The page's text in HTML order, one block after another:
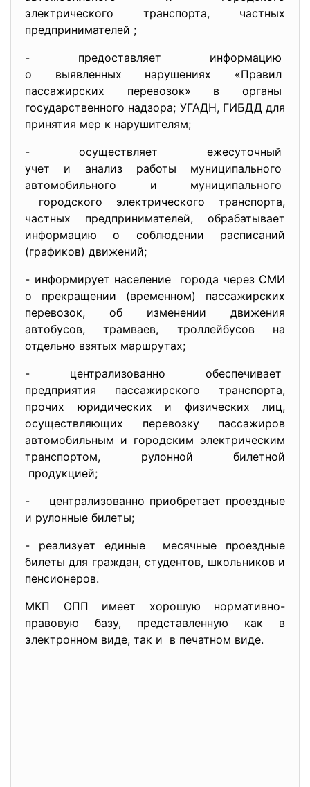
электрического транспорта, частных
предпринимателей ;
- предоставляет информацию
о выявленных нарушениях «Правил
пассажирских перевозок» в органы
государственного надзора; УГАДН, ГИБДД для
принятия мер к нарушителям;
- осуществляет ежесуточный
учет и анализ работы муниципального
автомобильного и муниципального
городского электрического транспорта,
частных предпринимателей, обрабатывает
информацию о соблюдении расписаний
(графиков) движений;
- информирует население города через СМИ
о прекращении (временном) пассажирских
перевозок, об изменении движения
автобусов, трамваев, троллейбусов на
отдельно взятых маршрутах;
- централизованно обеспечивает
предприятия пассажирского транспорта,
прочих юридических и физических лиц,
осуществляющих перевозку пассажиров
автомобильным и городским электрическим
транспортом, рулонной билетной
продукцией;
- централизованно приобретает проездные
и рулонные билеты;
- реализует единые месячные проездные
билеты для граждан, студентов, школьников и
пенсионеров.
МКП ОПП имеет хорошую нормативно-
правовую базу, представленную как в
электронном виде, так и в печатном виде.